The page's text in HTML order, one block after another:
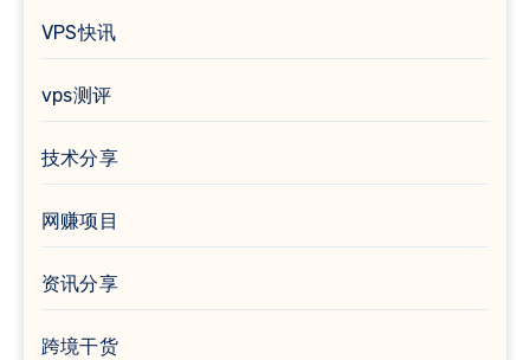
VPS快讯
vps测评
技术分享
网赚项目
资讯分享
跨境干货